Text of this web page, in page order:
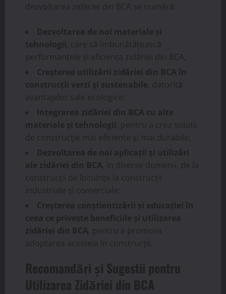
dezvoltarea zidăriei din BCA se numără:
Dezvoltarea de noi materiale și
tehnologii , care să îmbunătățească
performanțele și eficiența zidăriei din BCA;
Creșterea utilizării zidăriei din BCA în
construcții verzi și sustenabile , datorită
avantajelor sale ecologice;
Integrarea zidăriei din BCA cu alte
materiale și tehnologii , pentru a crea soluții
de construcție mai eficiente și mai durabile;
Dezvoltarea de noi aplicații și utilizări
ale zidăriei din BCA , în diverse domenii, de la
construcții de locuințe la construcții
industriale și comerciale;
Creșterea conștientizării și educației în
ceea ce privește beneficiile și utilizarea
zidăriei din BCA , pentru a promova
adoptarea acesteia în construcții.
Recomandări și Sugestii pentru
Utilizarea Zidăriei din BCA